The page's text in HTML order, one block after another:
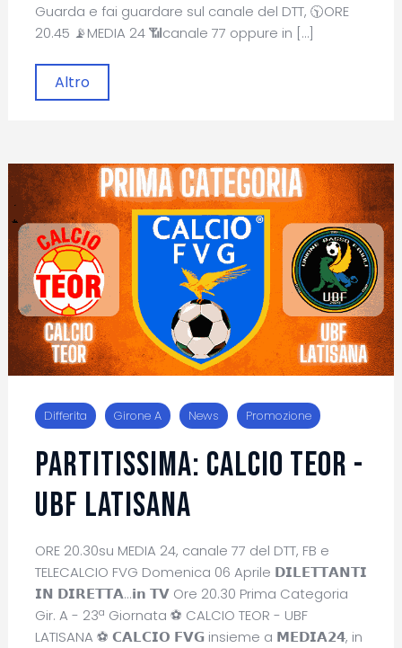
Guarda e fai guardare sul canale del DTT, 🕥ORE
20.45 📡MEDIA 24 📶canale 77 oppure in […]
Altro
Differita Girone A News Promozione
PARTITISSIMA: CALCIO TEOR -
UBF LATISANA
ORE 20.30su MEDIA 24, canale 77 del DTT, FB e
TELECALCIO FVG Domenica 06 Aprile 𝗗𝗜𝗟𝗘𝗧𝗧𝗔𝗡𝗧𝗜
𝗜𝗡 𝗗𝗜𝗥𝗘𝗧𝗧𝗔...𝗶𝗻 𝗧𝗩 Ore 20.30 Prima Categoria
Gir. A - 23ª Giornata ⚽ CALCIO TEOR - UBF
LATISANA ⚽ 𝗖𝗔𝗟𝗖𝗜𝗢 𝗙𝗩𝗚 insieme a 𝗠𝗘𝗗𝗜𝗔𝟮𝟰, in